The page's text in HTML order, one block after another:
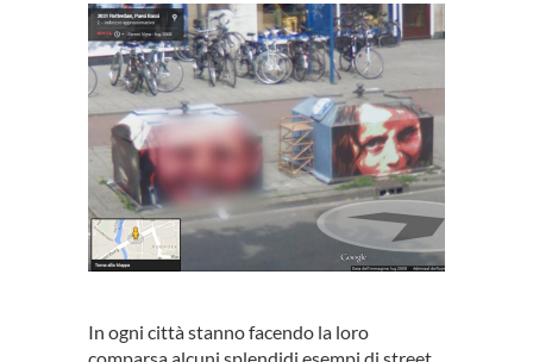
In ogni città stanno facendo la loro
comparsa alcuni splendidi esempi di street